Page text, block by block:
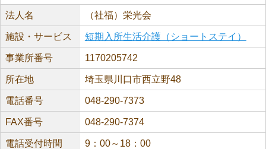
法人名 （社福）栄光会
施設・サービス 短期入所生活介護（ショートステイ）
事業所番号 1170205742
所在地 埼玉県川口市西立野48
電話番号 048-290-7373
FAX番号 048-290-7374
電話受付時間 9：00～18：00